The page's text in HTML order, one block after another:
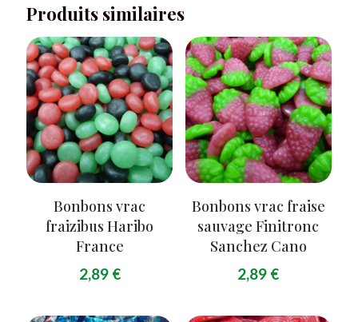
Produits similaires
Bonbons vrac
fraizibus Haribo
France
2,89 €
Bonbons vrac fraise
sauvage Finitronc
Sanchez Cano
2,89 €